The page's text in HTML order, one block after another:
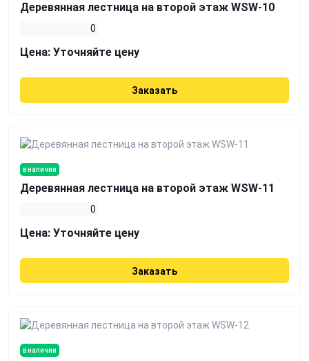
Деревянная лестница на второй этаж WSW-10
0
Цена: Уточняйте цену
Заказать
в наличии
Деревянная лестница на второй этаж WSW-11
0
Цена: Уточняйте цену
Заказать
в наличии